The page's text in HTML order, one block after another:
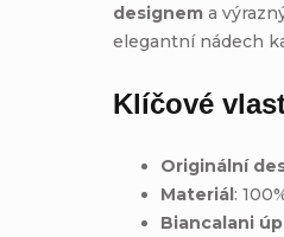
designem a
elegantní nádech
Klíčové
Originální
Materiál:
Biancalani